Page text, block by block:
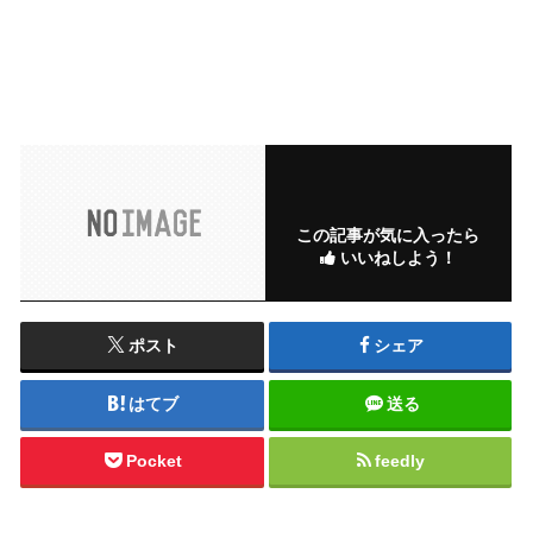
この記事が気に入ったら
いいねしよう！
ポスト シェア
はてブ 送る
Pocket feedly